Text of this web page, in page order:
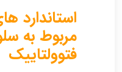
استاندارد
مربوط به
فتوولتاییک